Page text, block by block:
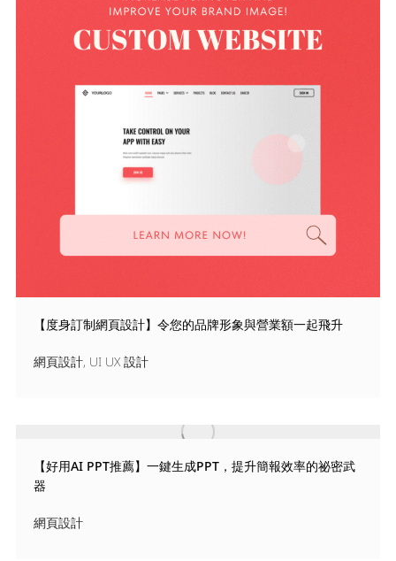
【度身訂制網頁設計】令您的品牌形象與營業額一起飛升
網頁設計, UI UX 設計
【好用AI PPT推薦】一鍵生成PPT，提升簡報效率的祕密武
器
網頁設計